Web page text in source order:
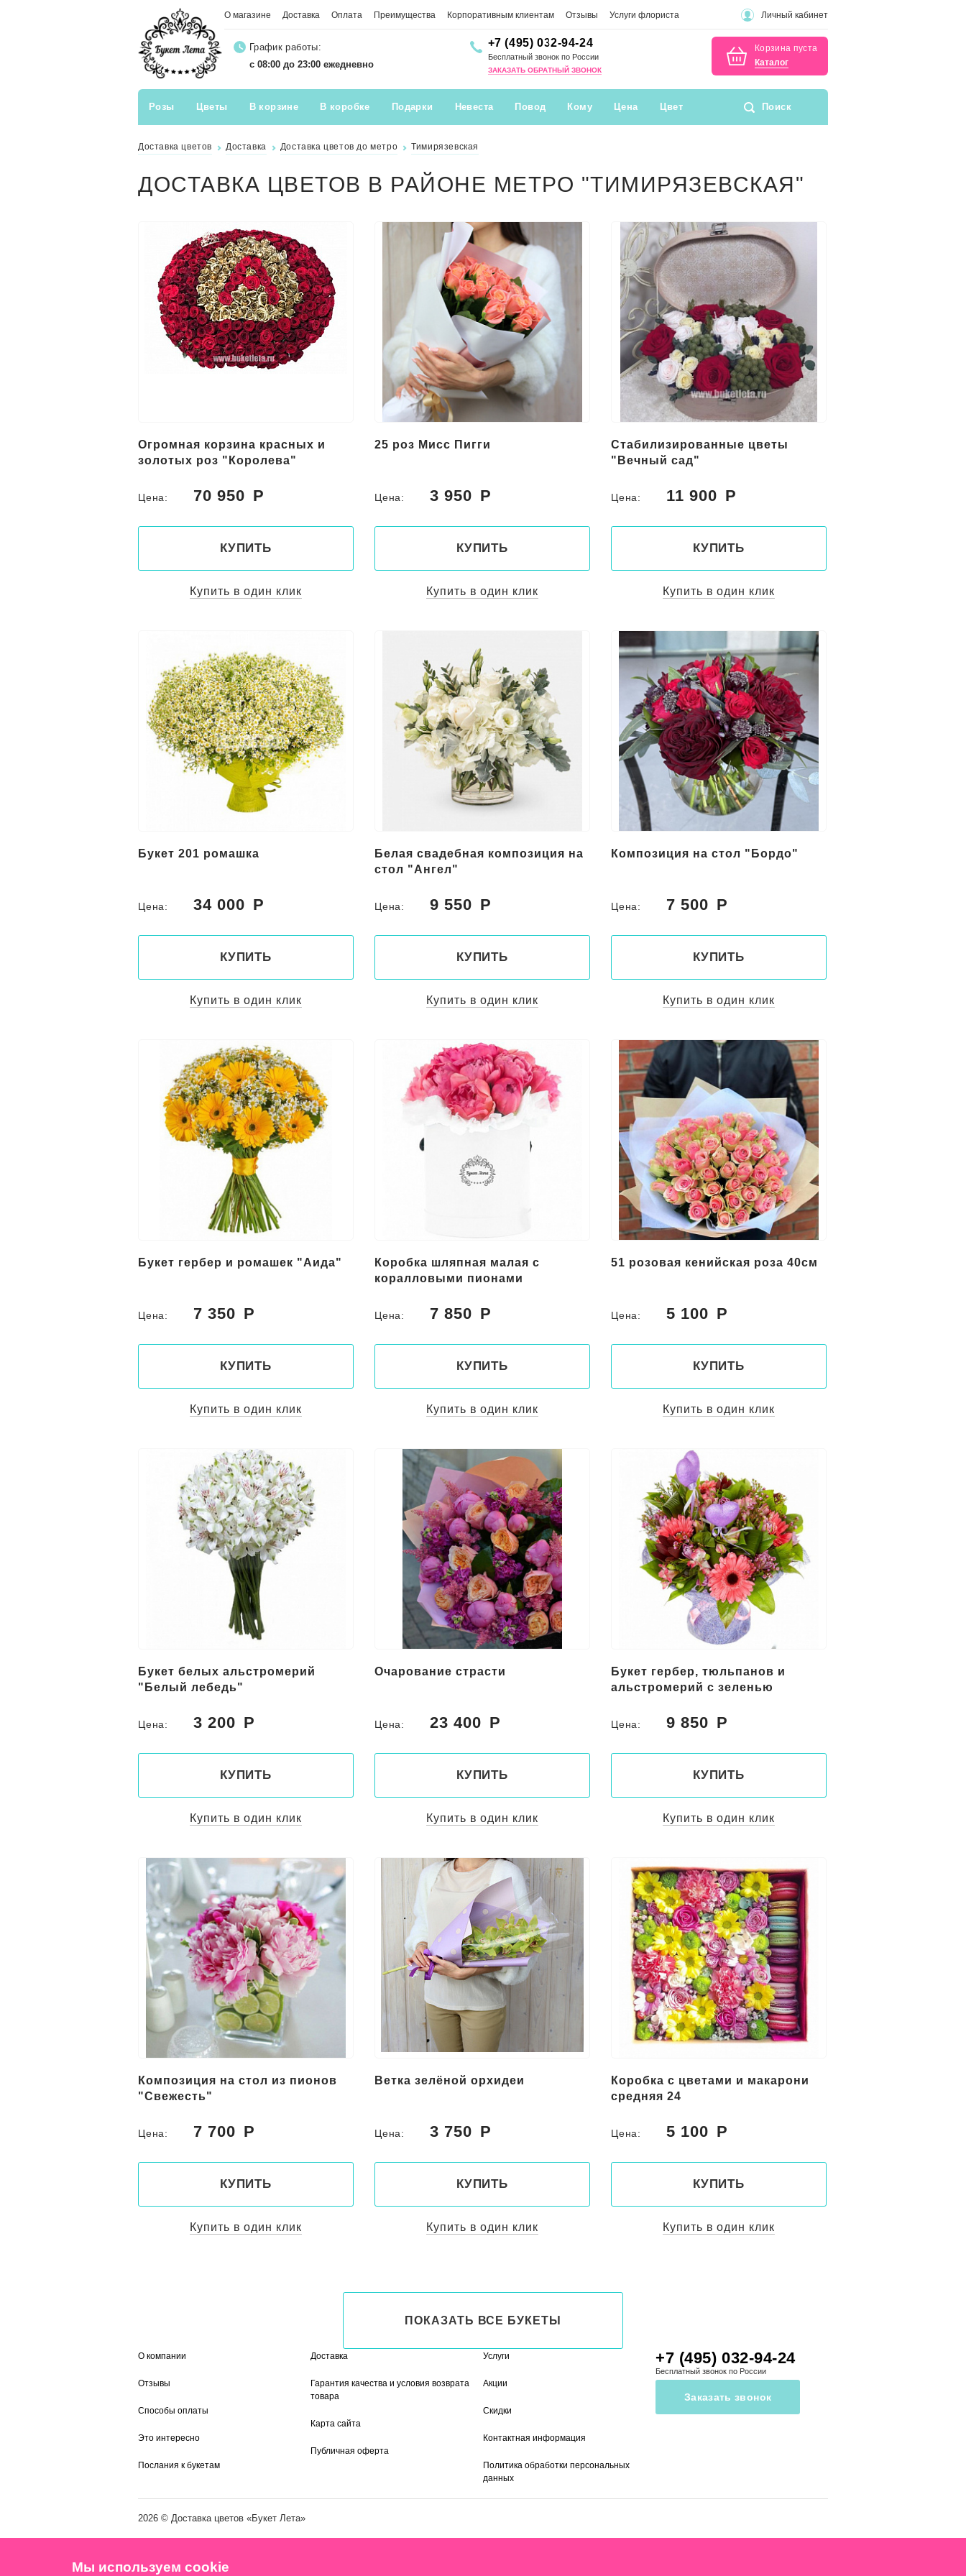
О магазине Доставка Оплата Преимущества Корпоративным клиентам Отзывы Услуги флориста Личный кабинет
График работы:
с 08:00 до 23:00 ежедневно
+7 (495) 032-94-24
Бесплатный звонок по России
ЗАКАЗАТЬ ОБРАТНЫЙ ЗВОНОК
Корзина пуста
Каталог
Розы Цветы В корзине В коробке Подарки Невеста Повод Кому Цена Цвет Поиск
Доставка цветов Доставка Доставка цветов до метро Тимирязевская
ДОСТАВКА ЦВЕТОВ В РАЙОНЕ МЕТРО "ТИМИРЯЗЕВСКАЯ"
Огромная корзина красных и
золотых роз "Королева"
Цена: 70 950
КУПИТЬ
Купить в один клик
25 роз Мисс Пигги
Цена: 3 950
КУПИТЬ
Купить в один клик
Стабилизированные цветы
"Вечный сад"
Цена: 11 900
КУПИТЬ
Купить в один клик
Букет 201 ромашка
Цена: 34 000
КУПИТЬ
Купить в один клик
Белая свадебная композиция на
стол "Ангел"
Цена: 9 550
КУПИТЬ
Купить в один клик
Композиция на стол "Бордо"
Цена: 7 500
КУПИТЬ
Купить в один клик
Букет гербер и ромашек "Аида"
Цена: 7 350
КУПИТЬ
Купить в один клик
Коробка шляпная малая с
коралловыми пионами
Цена: 7 850
КУПИТЬ
Купить в один клик
51 розовая кенийская роза 40см
Цена: 5 100
КУПИТЬ
Купить в один клик
Букет белых альстромерий
"Белый лебедь"
Цена: 3 200
КУПИТЬ
Купить в один клик
Очарование страсти
Цена: 23 400
КУПИТЬ
Купить в один клик
Букет гербер, тюльпанов и
альстромерий с зеленью
Цена: 9 850
КУПИТЬ
Купить в один клик
Композиция на стол из пионов
"Свежесть"
Цена: 7 700
КУПИТЬ
Купить в один клик
Ветка зелёной орхидеи
Цена: 3 750
КУПИТЬ
Купить в один клик
Коробка с цветами и макарони
средняя 24
Цена: 5 100
КУПИТЬ
Купить в один клик
ПОКАЗАТЬ ВСЕ БУКЕТЫ
О компании
Отзывы
Способы оплаты
Это интересно
Послания к букетам
Доставка
Гарантия качества и условия возврата
товара
Карта сайта
Публичная оферта
Услуги
Акции
Скидки
Контактная информация
Политика обработки персональных
данных
+7 (495) 032-94-24
Бесплатный звонок по России
Заказать звонок
2026 © Доставка цветов «Букет Лета»
Мы используем cookie